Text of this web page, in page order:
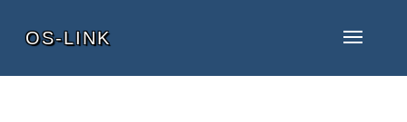
OS-LINK